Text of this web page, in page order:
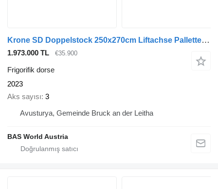
Krone SD Doppelstock 250x270cm Liftachse Pallettenkasten
1.973.000 TL €35.900
Frigorifik dorse
2023
Aks sayısı 3
Avusturya, Gemeinde Bruck an der Leitha
BAS World Austria